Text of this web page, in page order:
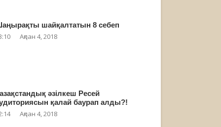
шайқалтатын 8 себеп
Ақпан 4, 2018
әзілкеш Ресей
қалай баурап алды?!
Ақпан 4, 2018